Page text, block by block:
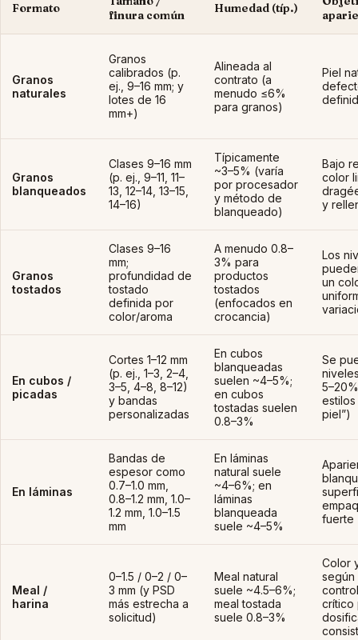
Formato
finura común
Humedad (típ.)
Granos
naturales
Granos
calibrados (p.
ej., 9–16 mm; y
lotes de 16
mm+)
Alineada al
contrato (a
menudo ≤6%
para granos)
Piel
Granos
blanqueados
Clases 9–16 mm
(p. ej., 9–11, 11–
13, 12–14, 13–15,
14–16)
Típicamente
~3–5% (varía
por procesador
y método de
blanqueado)
Bajo
color
y
Granos
tostados
Clases 9–16
mm;
profundidad de
tostado
definida por
color/aroma
A menudo 0.8–
3% para
productos
tostados
(enfocados en
crocancia)
Los
un
En cubos /
picadas
Cortes 1–12 mm
(p. ej., 1–3, 2–4,
3–5, 4–8, 8–12)
y bandas
personalizadas
En cubos
blanqueadas
suelen ~4–5%;
en cubos
tostadas suelen
0.8–3%
Se
piel”)
En láminas
Bandas de
espesor como
0.7–1.0 mm,
0.8–1.2 mm, 1.0–
1.2 mm, 1.0–1.5
mm
En láminas
natural suele
~4–6%; en
láminas
blanqueada
suele ~4–5%
fuerte
Meal /
harina
0–1.5 / 0–2 / 0–
3 mm (y PSD
más estrecha a
solicitud)
Meal natural
suele ~4.5–6%;
meal tostada
suele 0.8–3%
Color
según
crítico